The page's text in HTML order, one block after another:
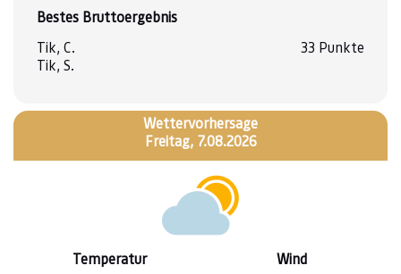
Bestes Bruttoergebnis
Tik, C.
Tik, S.
33 Punkte
Wettervorhersage
Freitag, 7.08.2026
Temperatur
Wind